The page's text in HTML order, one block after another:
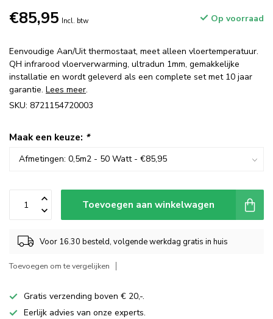
€85,95 Incl. btw Op voorraad
Eenvoudige Aan/Uit thermostaat, meet alleen vloertemperatuur.
QH infrarood vloerverwarming, ultradun 1mm, gemakkelijke
installatie en wordt geleverd als een complete set met 10 jaar
garantie. Lees meer.
SKU: 8721154720003
Maak een keuze: *
Toevoegen aan winkelwagen
Voor 16.30 besteld, volgende werkdag gratis in huis
Toevoegen om te vergelijken
Gratis verzending boven € 20,-.
Eerlijk advies van onze experts.